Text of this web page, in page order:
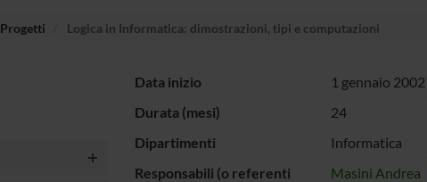
Progetti Logica in Informatica: dimostrazioni, tipi e computazioni
Data inizio
1 gennaio 2002
Durata (mesi)
24
Dipartimenti
Informatica
Responsabili (o referenti
Masini Andrea